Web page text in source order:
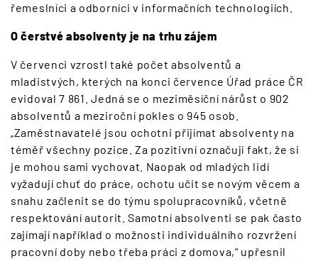
řemeslníci a odborníci v informačních technologiích.
O čerstvé absolventy je na trhu zájem
V červenci vzrostl také počet absolventů a
mladistvých, kterých na konci července Úřad práce ČR
evidoval 7 861. Jedná se o meziměsíční nárůst o 902
absolventů a meziroční pokles o 945 osob.
„Zaměstnavatelé jsou ochotni přijímat absolventy na
téměř všechny pozice. Za pozitivní označují fakt, že si
je mohou sami vychovat. Naopak od mladých lidí
vyžadují chuť do práce, ochotu učit se novým věcem a
snahu začlenit se do týmu spolupracovníků, včetně
respektování autorit. Samotní absolventi se pak často
zajímají například o možnosti individuálního rozvržení
pracovní doby nebo třeba práci z domova,“ upřesnil